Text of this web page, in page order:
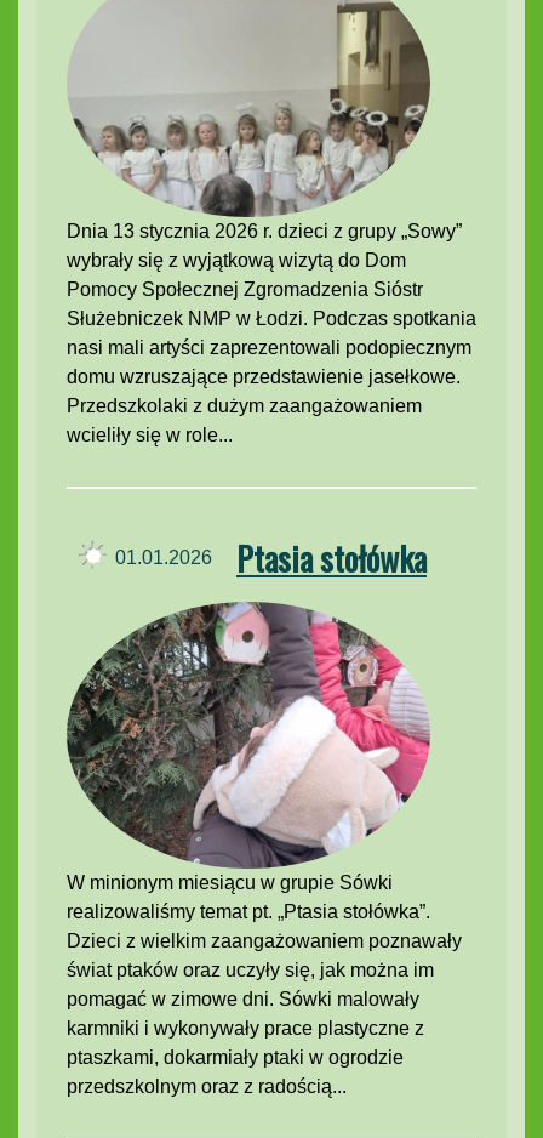
Dnia 13 stycznia 2026 r. dzieci z grupy „Sowy”
wybrały się z wyjątkową wizytą do Dom
Pomocy Społecznej Zgromadzenia Sióstr
Służebniczek NMP w Łodzi. Podczas spotkania
nasi mali artyści zaprezentowali podopiecznym
domu wzruszające przedstawienie jasełkowe.
Przedszkolaki z dużym zaangażowaniem
wcieliły się w role...
Ptasia stołówka
01.01.2026
W minionym miesiącu w grupie Sówki
realizowaliśmy temat pt. „Ptasia stołówka”.
Dzieci z wielkim zaangażowaniem poznawały
świat ptaków oraz uczyły się, jak można im
pomagać w zimowe dni. Sówki malowały
karmniki i wykonywały prace plastyczne z
ptaszkami, dokarmiały ptaki w ogrodzie
przedszkolnym oraz z radością...